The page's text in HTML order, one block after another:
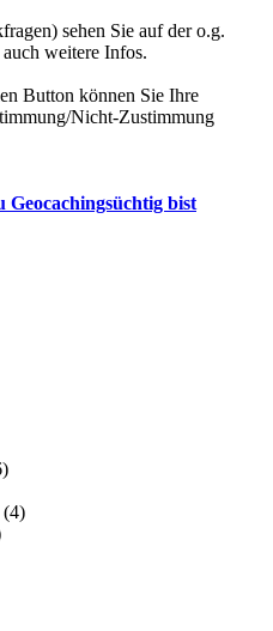
sehen Sie auf der o.g.
weitere Infos.
Button können Sie Ihre
Nicht-Zustimmung
Geocachingsüchtig bist
(4)